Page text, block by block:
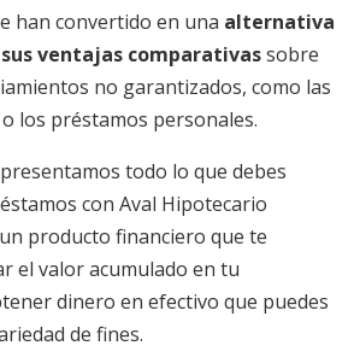
han convertido en una alternativa
ventajas comparativassobre
no garantizados, como las
los préstamos personales.
todo lo que debes
con Aval Hipotecario
producto financiero que te
el valor acumulado en tu
dinero en efectivo que puedes
de fines.